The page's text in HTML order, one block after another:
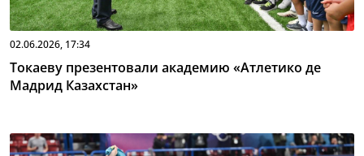
02.06.2026, 17:34
Токаеву презентовали академию «Атлетико де
Мадрид Казахстан»